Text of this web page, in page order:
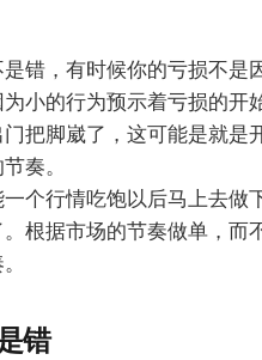
错，有时候你的亏损不是
小的行为预示着亏损的开
把脚崴了，这可能是就是
奏。
个行情吃饱以后马上去做
根据市场的节奏做单，而
错